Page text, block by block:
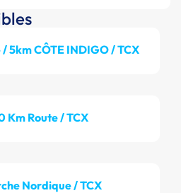
/ 5km CÔTE INDIGO / TCX
Km Route / TCX
Nordique / TCX